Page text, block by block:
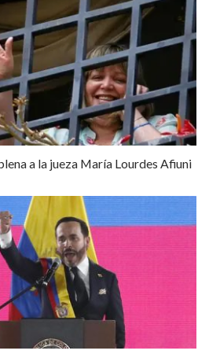
a la jueza María Lourdes Afiuni